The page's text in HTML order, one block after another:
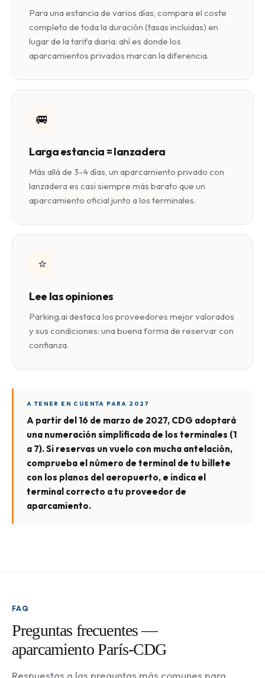
Para una estancia de varios días, compara el coste
completo de toda la duración (tasas incluidas) en
lugar de la tarifa diaria: ahí es donde los
aparcamientos privados marcan la diferencia.
🚐
Larga estancia = lanzadera
Más allá de 3-4 días, un aparcamiento privado con
lanzadera es casi siempre más barato que un
aparcamiento oficial junto a los terminales.
⭐
Lee las opiniones
Parking.ai destaca los proveedores mejor valorados
y sus condiciones: una buena forma de reservar con
confianza.
A TENER EN CUENTA PARA 2027
A partir del 16 de marzo de 2027, CDG adoptará
una numeración simplificada de los terminales (1
a 7). Si reservas un vuelo con mucha antelación,
comprueba el número de terminal de tu billete
con los planos del aeropuerto, e indica el
terminal correcto a tu proveedor de
aparcamiento.
FAQ
Preguntas frecuentes —
aparcamiento París-CDG
Respuestas a las preguntas más comunes para